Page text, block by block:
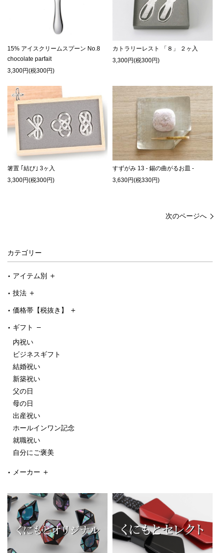
15% アイスクリームスプーン No.8
chocolate parfait
3,300円(税300円)
カトラリーレスト 「８」 ２ヶ入
3,300円(税300円)
箸置 ｢結び｣ 3ヶ入
3,300円(税300円)
すずがみ 13 - 錫の曲がるお皿 -
3,630円(税330円)
次のページへ
カテゴリー
アイテム別
技法
価格帯【税抜き】
ギフト
内祝い
ビジネスギフト
結婚祝い
新築祝い
父の日
母の日
出産祝い
ホールインワン記念
就職祝い
自分にご褒美
メーカー